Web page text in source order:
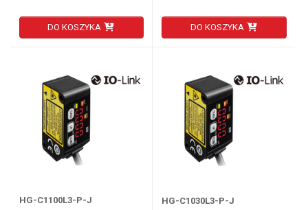
DO KOSZYKA DO KOSZYKA
HG-C1100L3-P-J
HG-C1030L3-P-J